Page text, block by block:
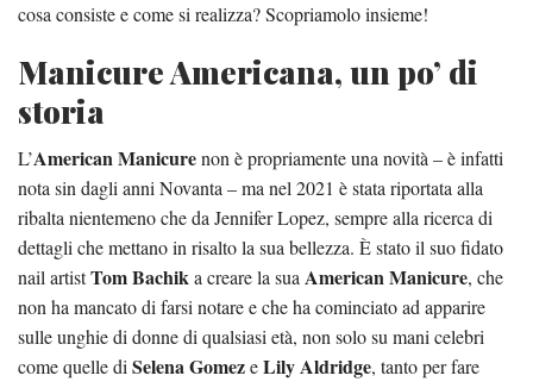
cosa consiste e come si realizza? Scopriamolo insieme!
Manicure Americana, un po’ di
storia
L’American Manicurenon è propriamente una novità – è infatti
nota sin dagli anni Novanta – ma nel 2021 è stata riportata alla
ribalta nientemeno che da Jennifer Lopez, sempre alla ricerca di
dettagli che mettano in risalto la sua bellezza. È stato il suo fidato
nail artistTom Bachika creare la sua American Manicure, che
non ha mancato di farsi notare e che ha cominciato ad apparire
sulle unghie di donne di qualsiasi età, non solo su mani celebri
come quelle di Selena GomezeLily Aldridge, tanto per fare